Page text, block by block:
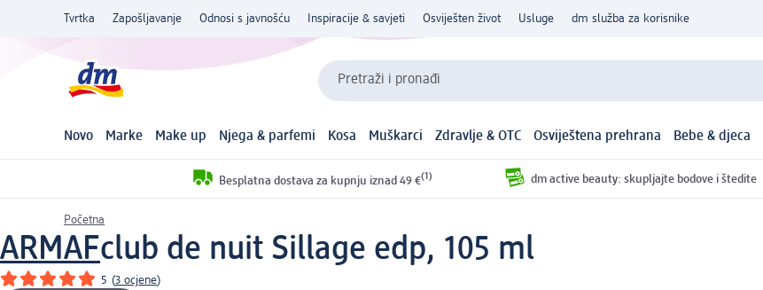
Tvrtka Zapošljavanje Odnosi s javnošću Inspiracije & savjeti Osviješten život Usluge dm služba za korisnike
Pretraži i pronađi
Novo Marke Make up Njega & parfemi Kosa Muškarci Zdravlje & OTC Osviještena prehrana Bebe & djeca
Besplatna dostava za kupnju iznad 49 €(1) dm active beauty: skupljajte bodove i štedite
Početna
ARMAFclub de nuit Sillage edp, 105 ml
5 (3 ocjene)